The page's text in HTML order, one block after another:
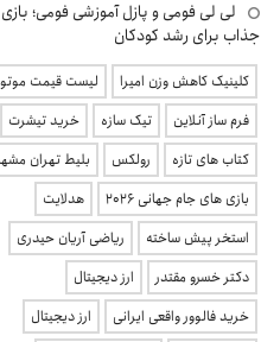
لی لی فومی و پازل آموزشی فومی؛
جذاب برای رشد کودکان
کلینیک کاهش وزن امیرا
لیست قیمت
فرم ساز آنلاین
تیک سازه
خرید تیشرت
کتاب های تازه
رولکس
بلیط تهران
بازی های جام جهانی 2026
هدلایت
استخر پیش ساخته
ریاضی آریان حیدری
دکتر خسرو مقتدر
ارز دیجیتال
خرید فالوور واقعی ایرانی
ارز دیجیتال